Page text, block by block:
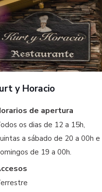
y Horacio
de apertura
os dias de 12 a 15h,
a sábado de 20 a 00h e
de 19 a 00h.